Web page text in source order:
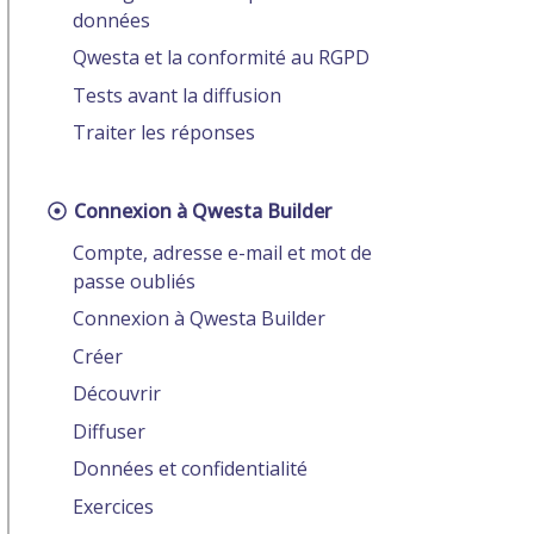
données
Qwesta et la conformité au RGPD
Tests avant la diffusion
Traiter les réponses
Connexion à Qwesta Builder
Compte, adresse e-mail et mot de
passe oubliés
Connexion à Qwesta Builder
Créer
Découvrir
Diffuser
Données et confidentialité
Exercices